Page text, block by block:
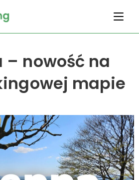
– nowość na
mapie